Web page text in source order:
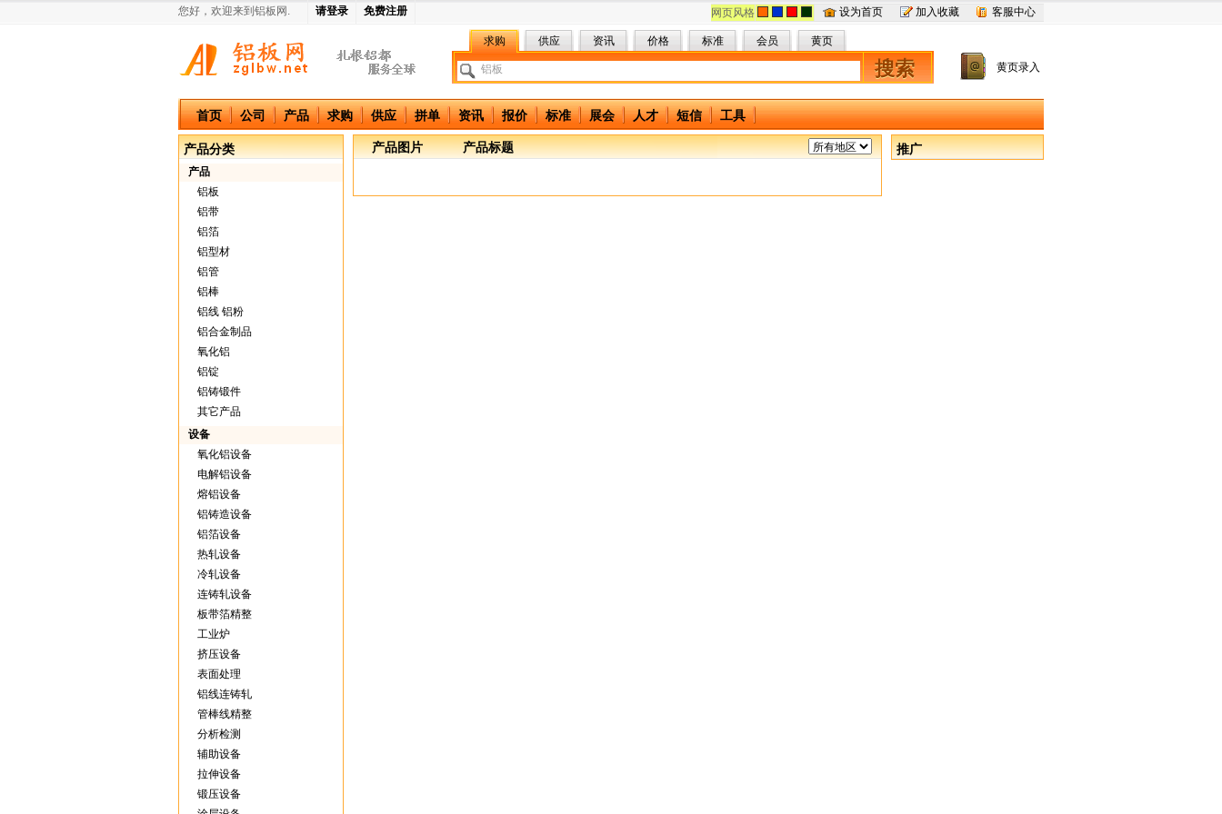
您好，欢迎来到铝板网. 请登录 免费注册 设为首页 加入收藏 客服中心
网页风格
中国铝板网
求购 供应 资讯 价格 标准 会员 黄页
搜索 黄页录入
首页 公司 产品 求购 供应 拼单 资讯 报价 标准 展会 人才 短信 工具
产品分类
产品
铝板
铝带
铝箔
铝型材
铝管
铝棒
铝线 铝粉
铝合金制品
氧化铝
铝锭
铝铸锻件
其它产品
设备
氧化铝设备
电解铝设备
熔铝设备
铝铸造设备
铝箔设备
热轧设备
冷轧设备
连铸轧设备
板带箔精整
工业炉
挤压设备
表面处理
铝线连铸轧
管棒线精整
分析检测
辅助设备
拉伸设备
锻压设备
产品图片 产品标题 推广